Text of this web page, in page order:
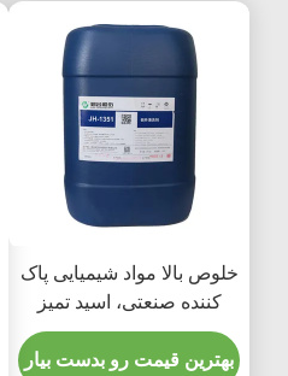
خلوص بالا مواد شیمیایی پاک
کننده صنعتی، اسید تمیز
کننده آلومینیوم
بهترین قیمت رو بدست بیار